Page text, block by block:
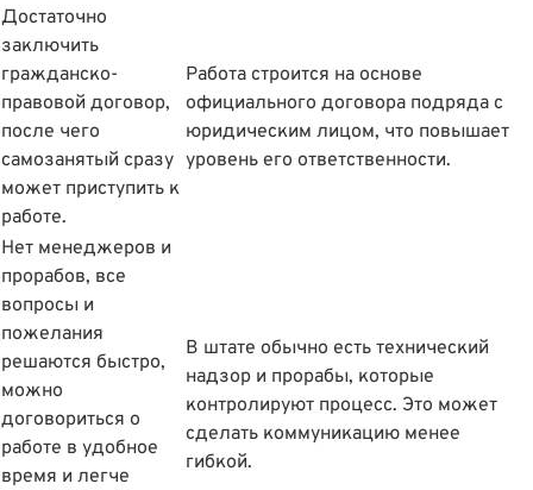
Достаточно
заключить
гражданско-
правовой договор,
после чего
самозанятый сразу
может приступить к
работе.
Работа строится на основе
официального договора подряда с
юридическим лицом, что повышает
уровень его ответственности.
Нет менеджеров и
прорабов, все
вопросы и
пожелания
решаются быстро,
можно
договориться о
работе в удобное
время и легче
В штате обычно есть технический
надзор и прорабы, которые
контролируют процесс. Это может
сделать коммуникацию менее
гибкой.